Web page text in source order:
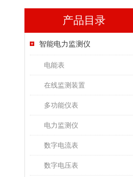
产品目录
智能电力监测仪
电能表
在线监测装置
多功能仪表
电力监测仪
数字电流表
数字电压表